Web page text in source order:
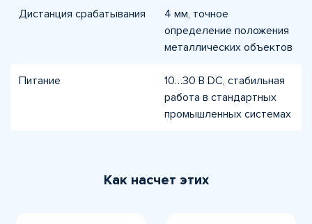
Дистанция срабатывания
4 мм, точное
определение положения
металлических объектов
Питание
10…30 В DC, стабильная
работа в стандартных
промышленных системах
Как насчет этих